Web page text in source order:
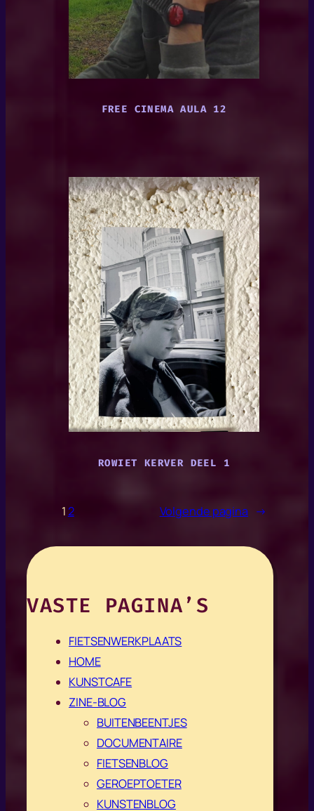
FREE CINEMA AULA 12
ROWIET KERVER DEEL 1
12 Volgende pagina →
VASTE PAGINA’S
FIETSENWERKPLAATS
HOME
KUNSTCAFE
ZINE-BLOG
BUITENBEENTJES
DOCUMENTAIRE
FIETSENBLOG
GEROEPTOETER
KUNSTENBLOG